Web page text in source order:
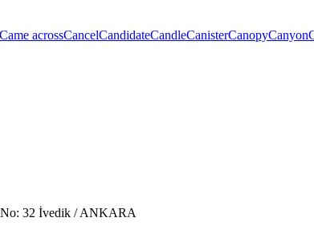
Came acrossCancelCandidateCandleCanisterCanopyCanyon
No: 32 İvedik / ANKARA